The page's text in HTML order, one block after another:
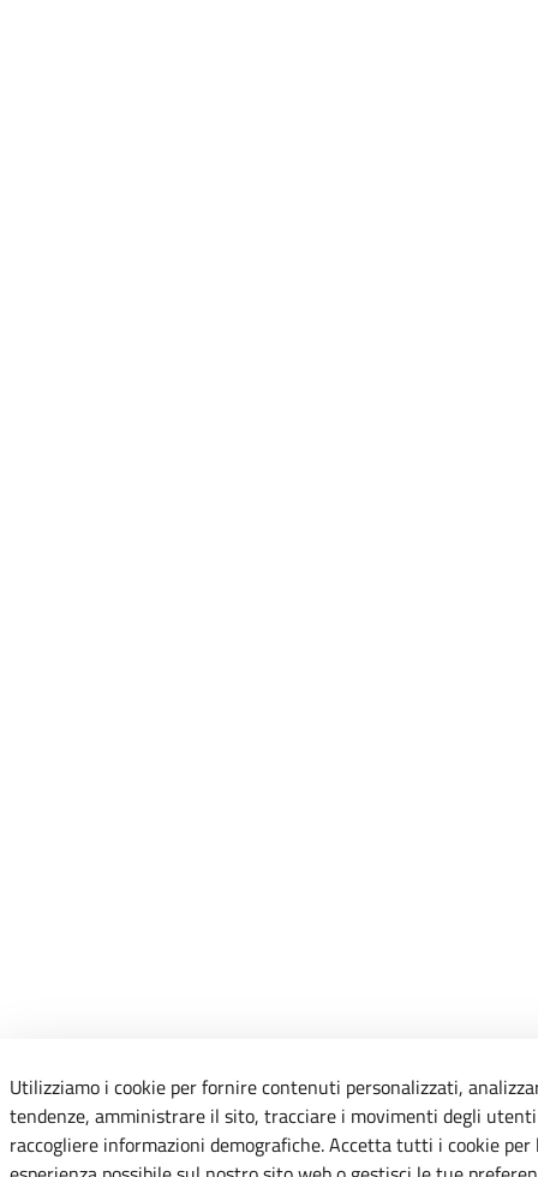
Utilizziamo i cookie per fornire contenuti personalizzati,
tendenze, amministrare il sito, tracciare i movimenti degli
raccogliere informazioni demografiche. Accetta tutti i cookie